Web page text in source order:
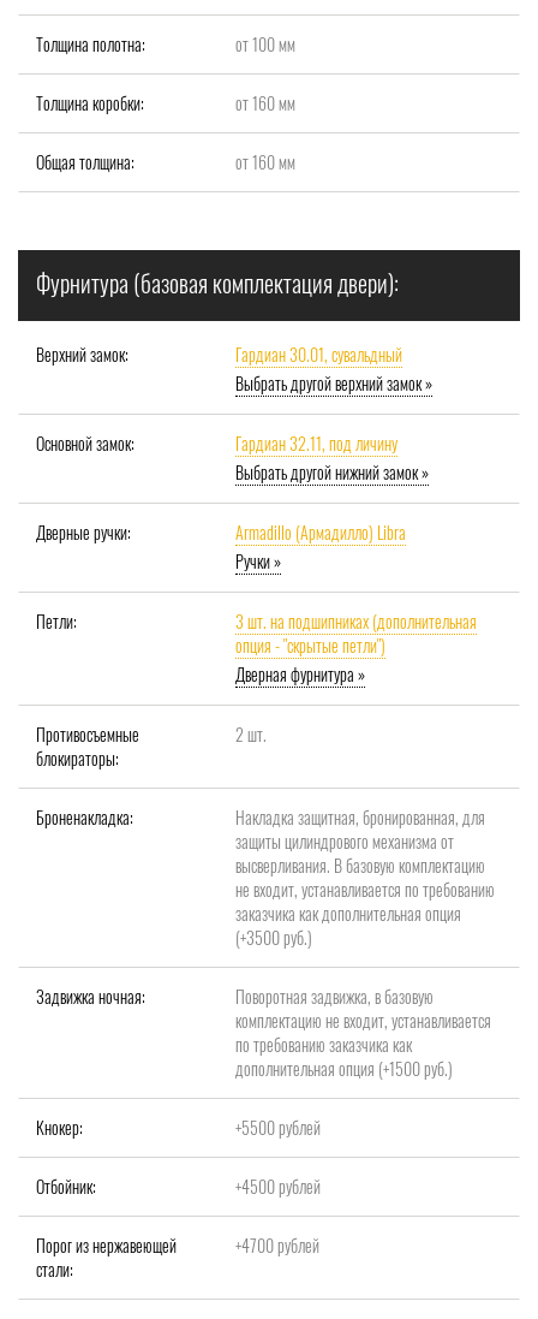
Толщина полотна: от 100 мм
Толщина коробки: от 160 мм
Общая толщина: от 160 мм
Фурнитура (базовая комплектация двери):
Верхний замок:
Гардиан 30.01, сувальдный
Выбрать другой верхний замок »
Основной замок:
Гардиан 32.11, под личину
Выбрать другой нижний замок »
Дверные ручки:
Armadillo (Армадилло) Libra
Ручки »
Петли:
3 шт. на подшипниках (дополнительная
опция - "скрытые петли")
Дверная фурнитура »
Противосъемные
блокираторы:
2 шт.
Броненакладка:
Накладка защитная, бронированная, для
защиты цилиндрового механизма от
высверливания. В базовую комплектацию
не входит, устанавливается по требованию
заказчика как дополнительная опция
(+3500 руб.)
Задвижка ночная:
Поворотная задвижка, в базовую
комплектацию не входит, устанавливается
по требованию заказчика как
дополнительная опция (+1500 руб.)
Кнокер: +5500 рублей
Отбойник: +4500 рублей
Порог из нержавеющей
стали:
+4700 рублей